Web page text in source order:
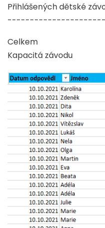
Přihlášených dětské
Celkem
Kapacitá